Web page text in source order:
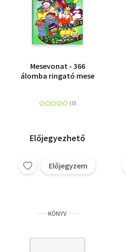
Mesevonat - 366
álomba ringató mese
Előjegyezhető
Előjegyzem
KÖNYV